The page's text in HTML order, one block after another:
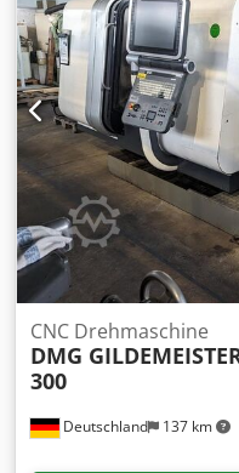
Deutschland 137 km
CNC Drehmaschine
DMG
300